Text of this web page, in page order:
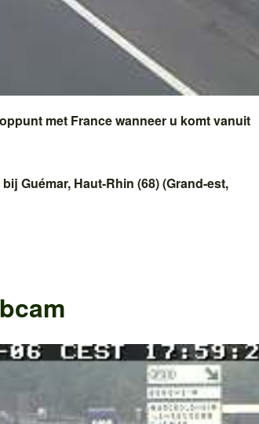
met Francewanneer u komt vanuit
bij Guémar, Haut-Rhin (68)(Grand-est,